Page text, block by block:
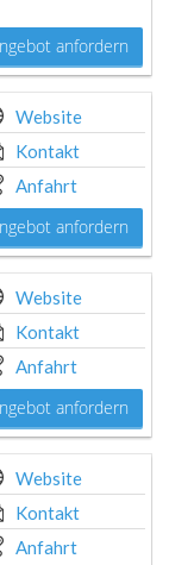
anfordern
Website
Kontakt
Anfahrt
anfordern
Website
Kontakt
Anfahrt
anfordern
Website
Kontakt
Anfahrt